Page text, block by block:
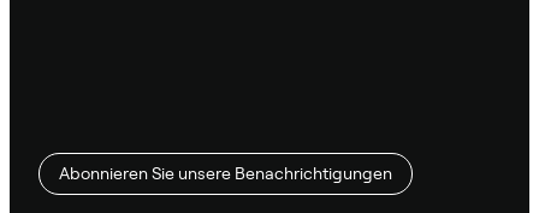
Abonnieren Sie unsere Benachrichtigungen